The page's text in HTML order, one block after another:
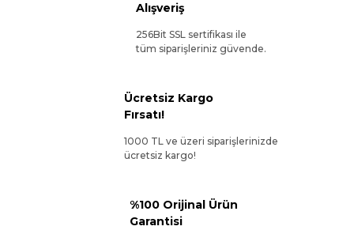
Alışveriş
256Bit SSL sertifikası ile
tüm siparişleriniz güvende.
Ücretsiz Kargo
Fırsatı!
1000 TL ve üzeri siparişlerinizde
ücretsiz kargo!
%100 Orijinal Ürün
Garantisi